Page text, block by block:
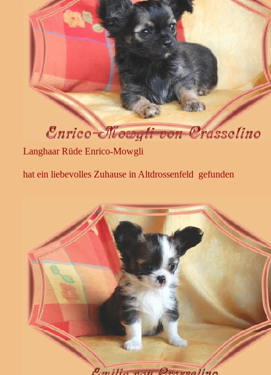
Langhaar Rüde Enrico-Mowgli
hat ein liebevolles Zuhause in Altdrossenfeld gefunden